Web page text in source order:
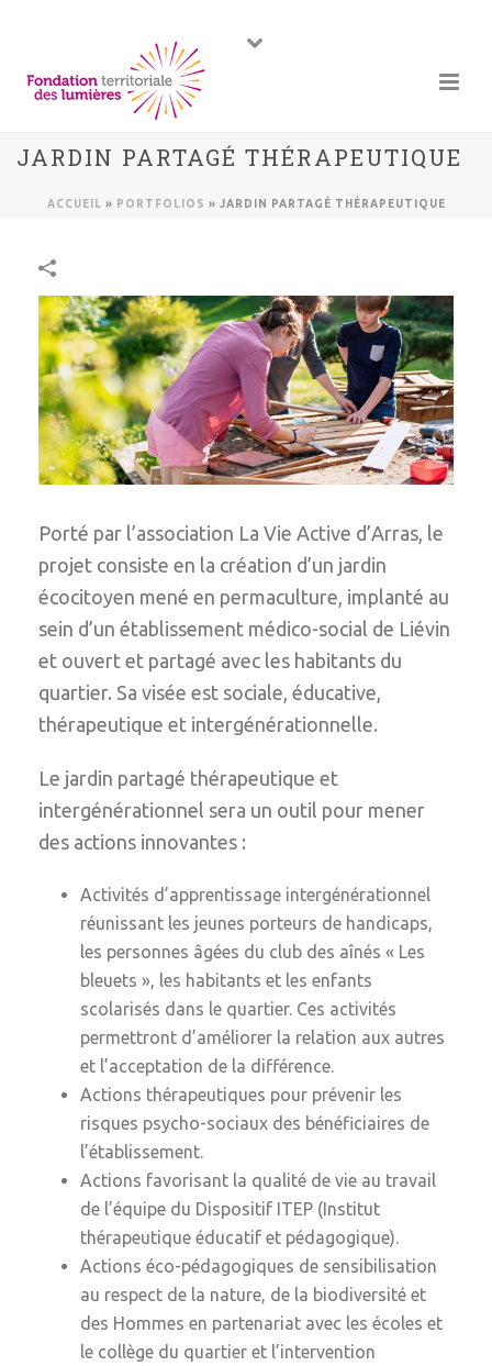
JARDIN PARTAGÉ THÉRAPEUTIQUE
ACCUEIL » PORTFOLIOS » JARDIN PARTAGÉ THÉRAPEUTIQUE
Porté par l’association La Vie Active d’Arras, le
projet consiste en la création d’un jardin
écocitoyen mené en permaculture, implanté au
sein d’un établissement médico-social de Liévin
et ouvert et partagé avec les habitants du
quartier. Sa visée est sociale, éducative,
thérapeutique et intergénérationnelle.
Le jardin partagé thérapeutique et
intergénérationnel sera un outil pour mener
des actions innovantes :
Activités d’apprentissage intergénérationnel
réunissant les jeunes porteurs de handicaps,
les personnes âgées du club des aînés « Les
bleuets », les habitants et les enfants
scolarisés dans le quartier. Ces activités
permettront d’améliorer la relation aux autres
et l’acceptation de la différence.
Actions thérapeutiques pour prévenir les
risques psycho-sociaux des bénéficiaires de
l’établissement.
Actions favorisant la qualité de vie au travail
de l’équipe du Dispositif ITEP (Institut
thérapeutique éducatif et pédagogique).
Actions éco-pédagogiques de sensibilisation
au respect de la nature, de la biodiversité et
des Hommes en partenariat avec les écoles et
le collège du quartier et l’intervention